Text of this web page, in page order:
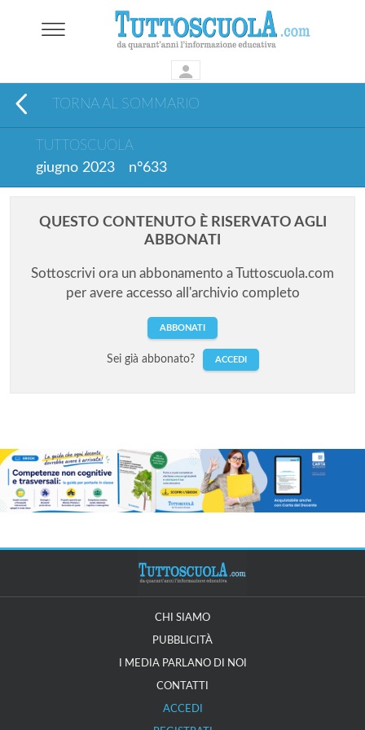
TORNA AL SOMMARIO
TUTTOSCUOLA
giugno 2023 n°633
QUESTO CONTENUTO È RISERVATO AGLI
ABBONATI
Sottoscrivi ora un abbonamento a Tuttoscuola.com
per avere accesso all'archivio completo
ABBONATI
Sei già abbonato? ACCEDI
CHI SIAMO
PUBBLICITÀ
I MEDIA PARLANO DI NOI
CONTATTI
ACCEDI